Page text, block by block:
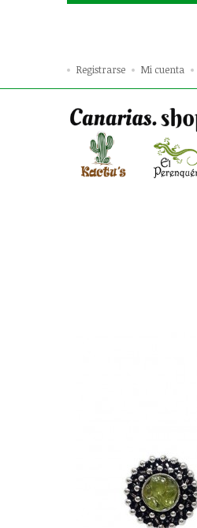
Registrarse Mi cuenta